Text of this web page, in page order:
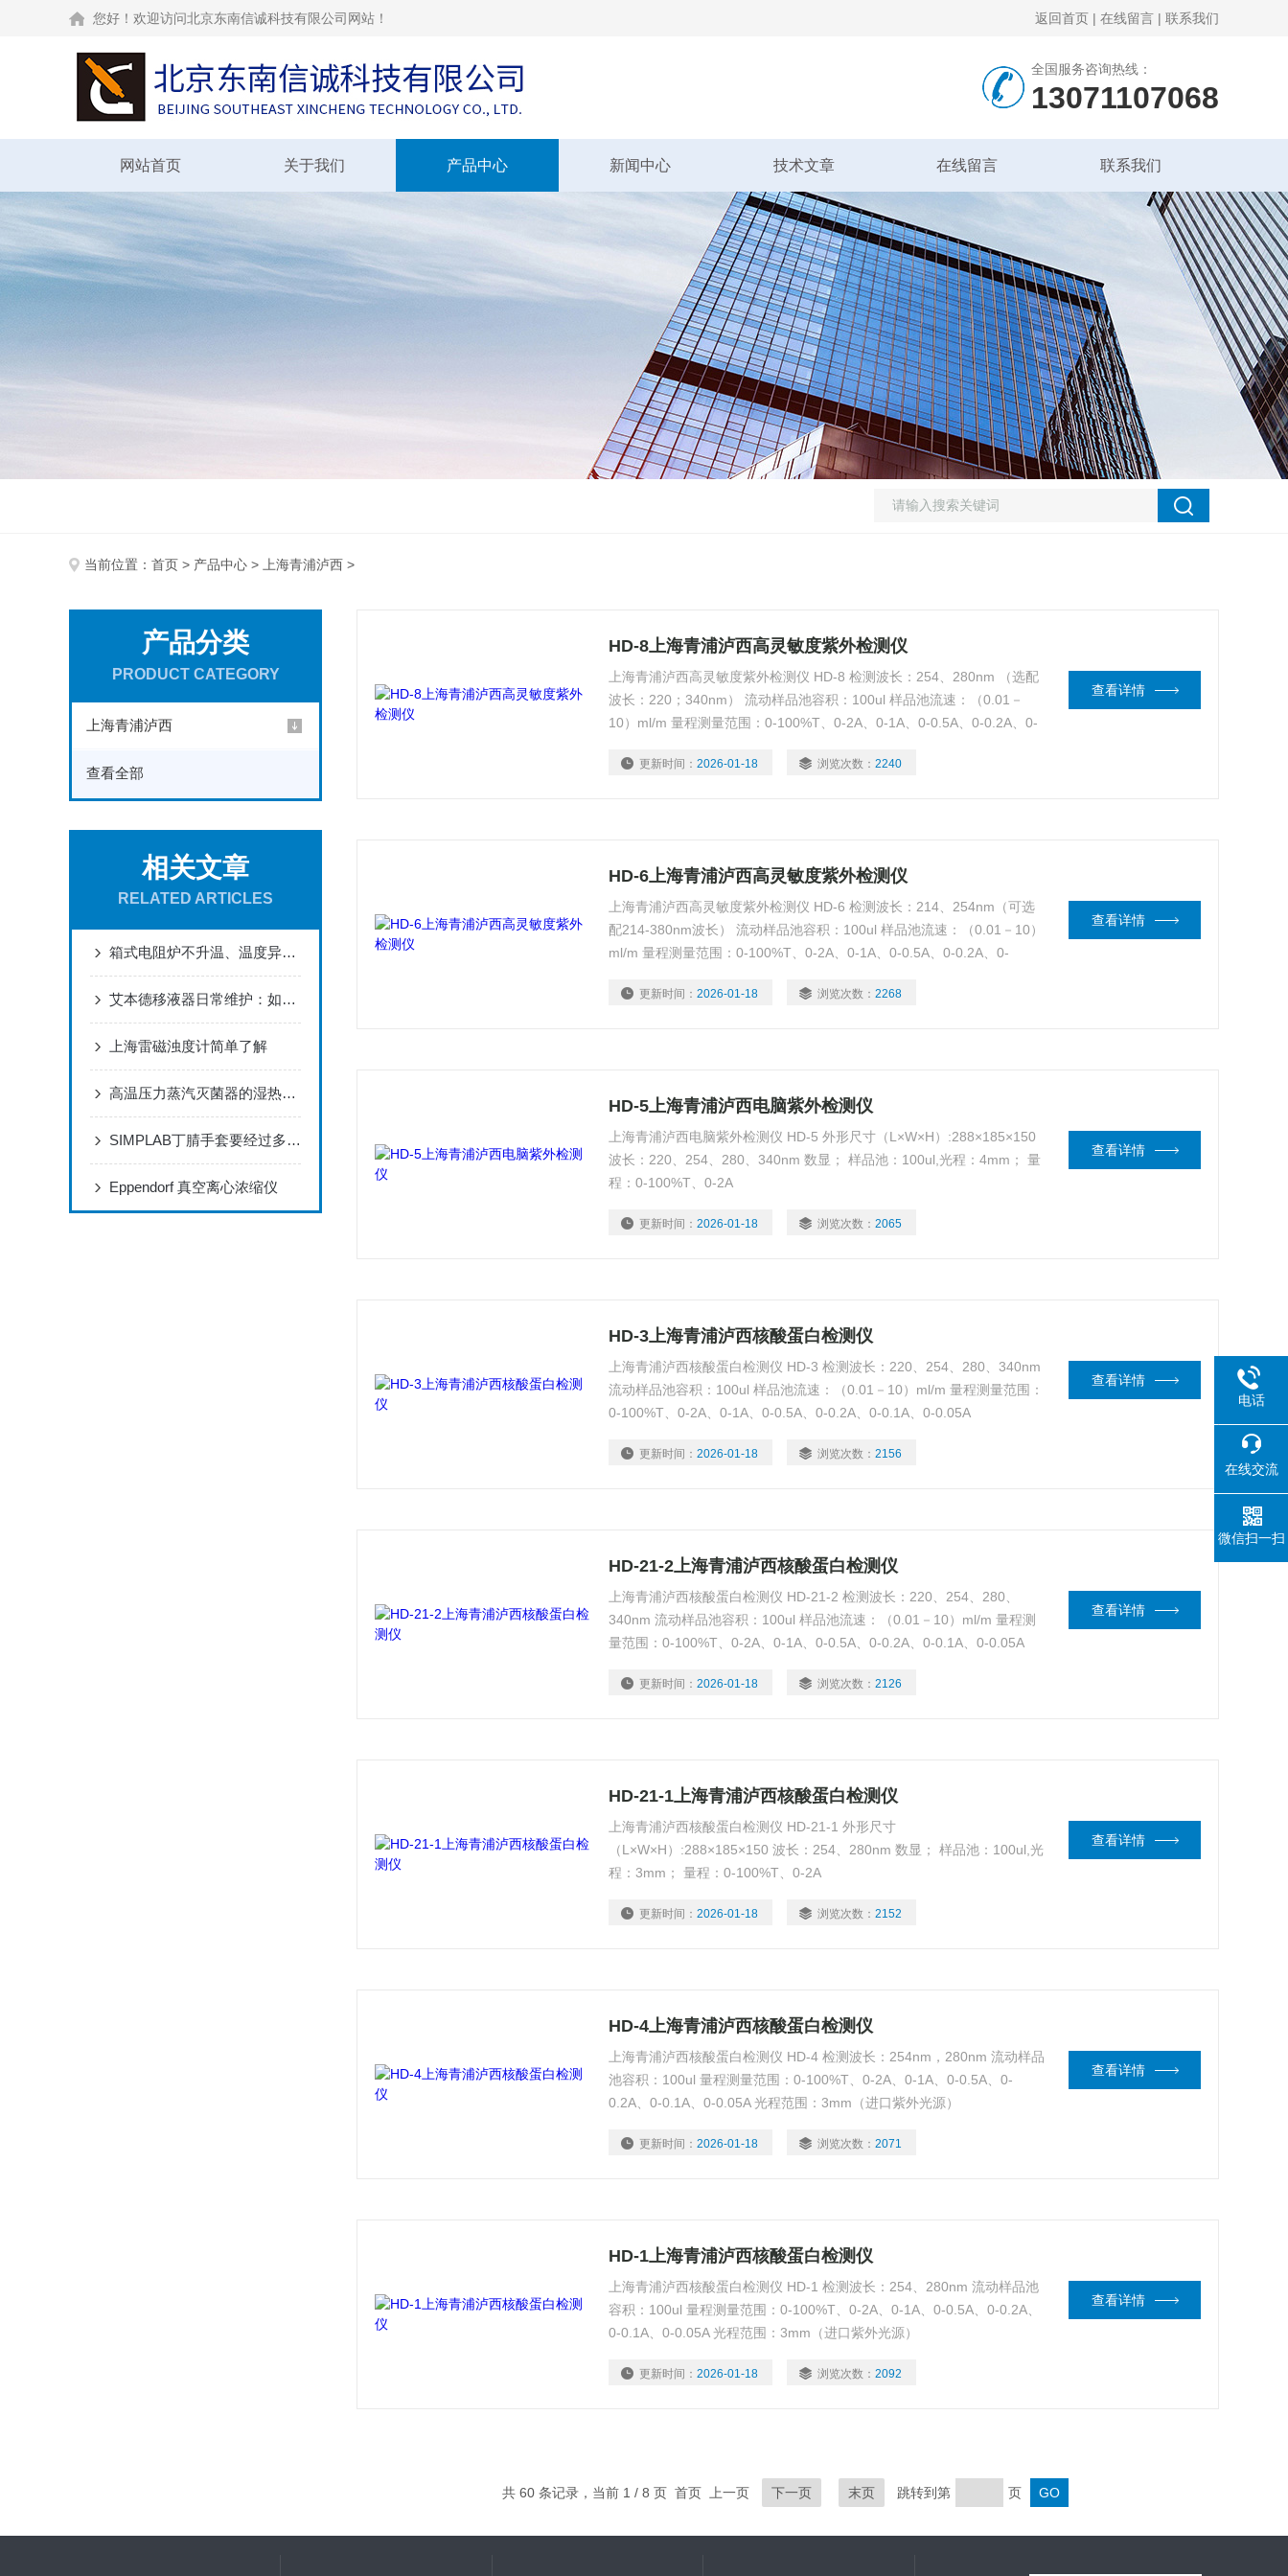
您好！欢迎访问北京东南信诚科技有限公司网站！ 返回首页 | 在线留言 | 联系我们
全国服务咨询热线：
13071107068
网站首页 关于我们 产品中心 新闻中心 技术文章 在线留言 联系我们
当前位置： 首页 > 产品中心 > 上海青浦泸西 >
产品分类
PRODUCT CATEGORY
上海青浦泸西
查看全部
相关文章
RELATED ARTICLES
箱式电阻炉不升温、温度异常怎么办？
艾本德移液器日常维护：如何正确拆卸、组装
上海雷磁浊度计简单了解
高温压力蒸汽灭菌器的湿热灭菌原理与压力容器安全设计
SIMPLAB丁腈手套要经过多少测试和检验？
Eppendorf 真空离心浓缩仪
HD-8上海青浦泸西高灵敏度紫外检测仪
上海青浦泸西高灵敏度紫外检测仪 HD-8 检测波长：254、280nm （选配
波长：220；340nm） 流动样品池容积：100ul 样品池流速：（0.01－
10）ml/m 量程测量范围：0-100%T、0-2A、0-1A、0-0.5A、0-0.2A、0-
更新时间：2026-01-18 浏览次数：2240
查看详情
HD-6上海青浦泸西高灵敏度紫外检测仪
上海青浦泸西高灵敏度紫外检测仪 HD-6 检测波长：214、254nm（可选
配214-380nm波长） 流动样品池容积：100ul 样品池流速：（0.01－10）
ml/m 量程测量范围：0-100%T、0-2A、0-1A、0-0.5A、0-0.2A、0-
更新时间：2026-01-18 浏览次数：2268
查看详情
HD-5上海青浦泸西电脑紫外检测仪
上海青浦泸西电脑紫外检测仪 HD-5 外形尺寸（L×W×H）:288×185×150
波长：220、254、280、340nm 数显； 样品池：100ul,光程：4mm； 量
程：0-100%T、0-2A
更新时间：2026-01-18 浏览次数：2065
查看详情
HD-3上海青浦泸西核酸蛋白检测仪
上海青浦泸西核酸蛋白检测仪 HD-3 检测波长：220、254、280、340nm
流动样品池容积：100ul 样品池流速：（0.01－10）ml/m 量程测量范围：
0-100%T、0-2A、0-1A、0-0.5A、0-0.2A、0-0.1A、0-0.05A
更新时间：2026-01-18 浏览次数：2156
查看详情
HD-21-2上海青浦泸西核酸蛋白检测仪
上海青浦泸西核酸蛋白检测仪 HD-21-2 检测波长：220、254、280、
340nm 流动样品池容积：100ul 样品池流速：（0.01－10）ml/m 量程测
量范围：0-100%T、0-2A、0-1A、0-0.5A、0-0.2A、0-0.1A、0-0.05A
更新时间：2026-01-18 浏览次数：2126
查看详情
HD-21-1上海青浦泸西核酸蛋白检测仪
上海青浦泸西核酸蛋白检测仪 HD-21-1 外形尺寸
（L×W×H）:288×185×150 波长：254、280nm 数显； 样品池：100ul,光
程：3mm； 量程：0-100%T、0-2A
更新时间：2026-01-18 浏览次数：2152
查看详情
HD-4上海青浦泸西核酸蛋白检测仪
上海青浦泸西核酸蛋白检测仪 HD-4 检测波长：254nm，280nm 流动样品
池容积：100ul 量程测量范围：0-100%T、0-2A、0-1A、0-0.5A、0-
0.2A、0-0.1A、0-0.05A 光程范围：3mm（进口紫外光源）
更新时间：2026-01-18 浏览次数：2071
查看详情
HD-1上海青浦泸西核酸蛋白检测仪
上海青浦泸西核酸蛋白检测仪 HD-1 检测波长：254、280nm 流动样品池
容积：100ul 量程测量范围：0-100%T、0-2A、0-1A、0-0.5A、0-0.2A、
0-0.1A、0-0.05A 光程范围：3mm（进口紫外光源）
更新时间：2026-01-18 浏览次数：2092
查看详情
共 60 条记录，当前 1 / 8 页 首页 上一页 下一页 末页 跳转到第 页
电话
在线交流
微信扫一扫